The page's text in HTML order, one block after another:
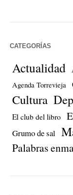
CATEGORÍAS
Actualidad
Agenda Torrevieja
Cultura
El club del libro
Grumo de sal
Palabras